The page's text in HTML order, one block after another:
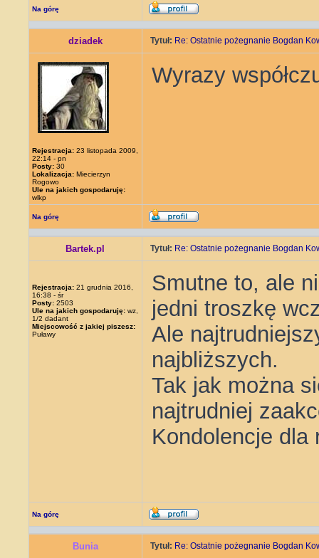
Na górę
dziadek Tytuł: Re: Ostatnie pożegnanie Bogdan
Rejestracja: 23 listopada 2009,
22:14 - pn
Posty: 30
Lokalizacja: Miecierzyn
Rogowo
Ule na jakich gospodaruję:
wlkp
Wyrazy
Na górę
Bartek.pl Tytuł: Re: Ostatnie pożegnanie Bogdan
Rejestracja: 21 grudnia 2016,
16:38 - śr
Posty: 2503
Ule na jakich gospodaruję: wz,
1/2 dadant
Miejscowość z jakiej piszesz:
Puławy
Smutne to, ale
jedni troszkę
Ale
najbliższych.
Tak jak można
najtrudniej
Kondolencje
Na górę
Bunia Tytuł: Re: Ostatnie pożegnanie Bogdan